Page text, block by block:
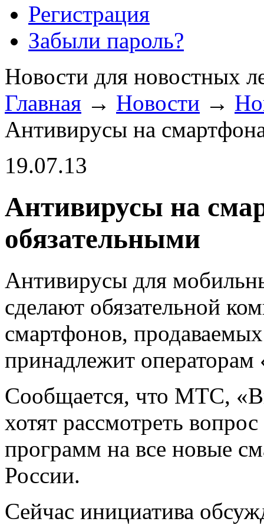
Регистрация
Забыли пароль?
Новости для новостных
Главная → Новости →
Антивирусы на
19.07.13
Антивирусы на
обязательными
Антивирусы для
сделают обязательной
смартфонов,
принадлежит
Сообщается, что МТС,
хотят рассмотреть
программ на все новые
России.
Сейчас инициатива